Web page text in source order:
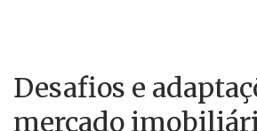
Desafios e
mercado